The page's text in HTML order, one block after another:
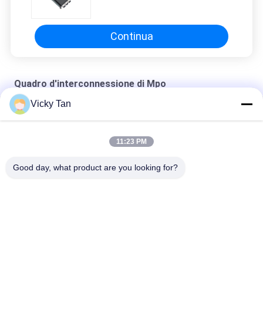
Continua
Quadro d'interconnessione di Mpo
Quadro d'interconnessione di MPO Casstte MPO
Vicky Tan
11:23 PM
Good day, what product are you looking for?